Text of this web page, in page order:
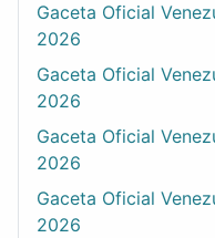
Gaceta Oficial
2026
Gaceta Oficial
2026
Gaceta Oficial
2026
Gaceta Oficial
2026